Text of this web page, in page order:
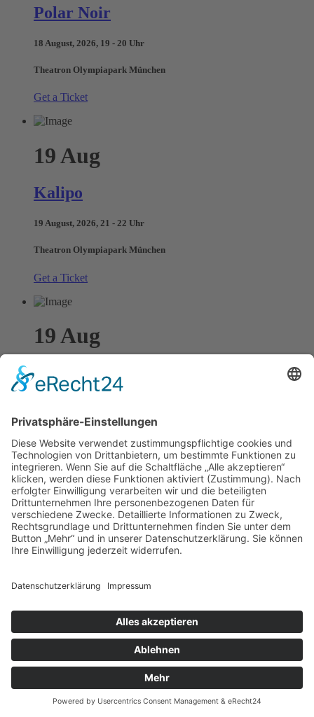
Polar Noir
18 August, 2026, 19 - 20 Uhr
Theatron Olympiapark München
Get a Ticket
19 Aug
Kalipo
19 August, 2026, 21 - 22 Uhr
Theatron Olympiapark München
Get a Ticket
19 Aug
Osono
Theatron Olympiapark München
Get a Ticket
20Aug
Münchener Freiheit
20 August, 2026, 20 - 22 Uhr
Brunnenhof Residenz München
Get a Ticket
20Aug